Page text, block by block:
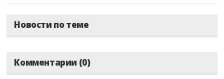
Новости по теме
Комментарии (0)